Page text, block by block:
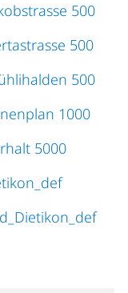
500
500
500
1000
5000